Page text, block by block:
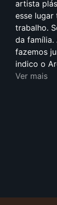
artista
esse
trabalho.
da
fazemos
indico o
Ver mais